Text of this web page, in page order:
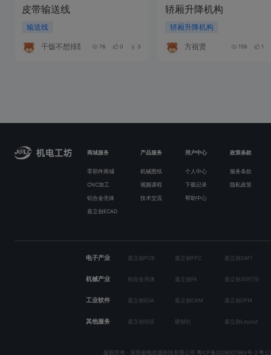
皮带输送线
输送线
干饭不想排队 76 0 3
轿厢升降机构
轿厢升降机构
方祖贤 159 1
商城服务 产品服务 用户中心 政策条款
零部件商城 机械图纸 个人中心 服务条款
CNC加工 视频课程 下载记录 隐私政策
铝合金壳体 技术交流 帮助中心
嘉立创ECAD
电子产业 嘉立创PCB 嘉立创FPC 嘉立创SMT
机械产业 铝合金壳体 嘉立创FA 嘉立创3D打印
工业软件 嘉立创EDA 嘉立创CAM 嘉立创DFM
其他服务 嘉立创社区 硬创社 嘉立创Layout
版权所有 - 深圳创电优选科技有限公司 粤ICP备2026007863号-2 粤